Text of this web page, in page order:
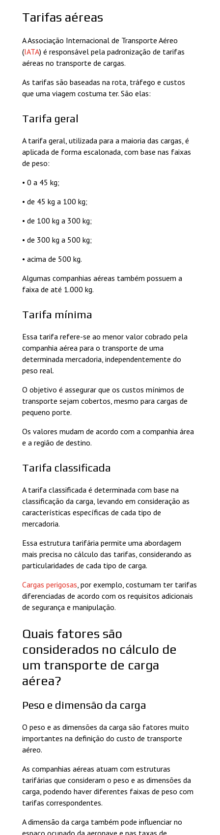
Tarifas aéreas
A Associação Internacional de Transporte Aéreo
(IATA) é responsável pela padronização de tarifas
aéreas no transporte de cargas.
As tarifas são baseadas na rota, tráfego e custos
que uma viagem costuma ter. São elas:
Tarifa geral
A tarifa geral, utilizada para a maioria das cargas, é
aplicada de forma escalonada, com base nas faixas
de peso:
• 0 a 45 kg;
• de 45 kg a 100 kg;
• de 100 kg a 300 kg;
• de 300 kg a 500 kg;
• acima de 500 kg.
Algumas companhias aéreas também possuem a
faixa de até 1.000 kg.
Tarifa mínima
Essa tarifa refere-se ao menor valor cobrado pela
companhia aérea para o transporte de uma
determinada mercadoria, independentemente do
peso real.
O objetivo é assegurar que os custos mínimos de
transporte sejam cobertos, mesmo para cargas de
pequeno porte.
Os valores mudam de acordo com a companhia área
e a região de destino.
Tarifa classificada
A tarifa classificada é determinada com base na
classificação da carga, levando em consideração as
características específicas de cada tipo de
mercadoria.
Essa estrutura tarifária permite uma abordagem
mais precisa no cálculo das tarifas, considerando as
particularidades de cada tipo de carga.
Cargas perigosas, por exemplo, costumam ter tarifas
diferenciadas de acordo com os requisitos adicionais
de segurança e manipulação.
Quais fatores são
considerados no cálculo de
um transporte de carga
aérea?
Peso e dimensão da carga
O peso e as dimensões da carga são fatores muito
importantes na definição do custo de transporte
aéreo.
As companhias aéreas atuam com estruturas
tarifárias que consideram o peso e as dimensões da
carga, podendo haver diferentes faixas de peso com
tarifas correspondentes.
A dimensão da carga também pode influenciar no
espaço ocupado da aeronave e nas taxas de